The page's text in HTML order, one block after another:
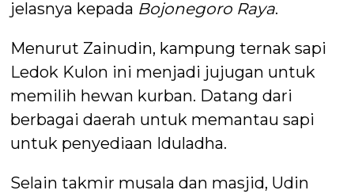
jelasnya kepada Bojonegoro Raya.
Menurut Zainudin, kampung ternak sapi
Ledok Kulon ini menjadi jujugan untuk
memilih hewan kurban. Datang dari
berbagai daerah untuk memantau sapi
untuk penyediaan Iduladha.
Selain takmir musala dan masjid, Udin